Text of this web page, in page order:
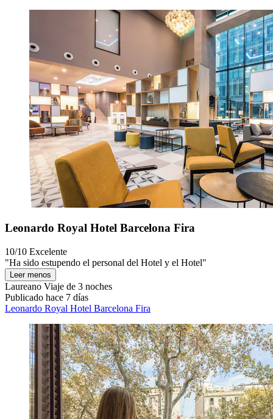
Leonardo Royal Hotel Barcelona Fira
10/10 Excelente
"Ha sido estupendo el personal del Hotel y el Hotel"
Leer menos
Laureano Viaje de 3 noches
Publicado hace 7 días
Leonardo Royal Hotel Barcelona Fira